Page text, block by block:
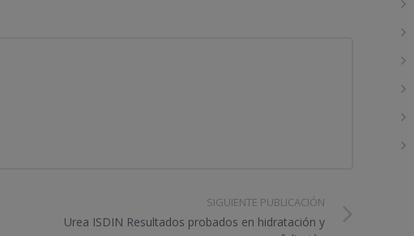
SIGUIENTE PUBLICACIÓN
Urea ISDIN Resultados probados en hidratación y